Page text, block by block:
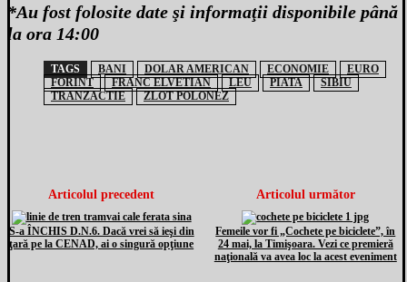
*Au fost folosite date şi informaţii disponibile până
la ora 14:00
TAGS BANI DOLAR AMERICAN ECONOMIE
EURO
FORINT
FRANC ELVETIAN LEU PIATA
SIBIU
TRANZACTIE
ZLOT POLONEZ
Articolul precedent
S-a ÎNCHIS D.N.6. Dacă vrei să ieşi din
ţară pe la CENAD, ai o singură opţiune
Articolul următor
Femeile vor fi „Cochete pe biciclete”, în
24 mai, la Timişoara. Vezi ce premieră
naţională va avea loc la acest eveniment